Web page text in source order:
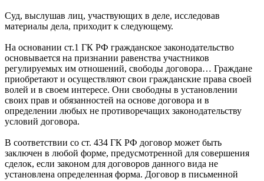
Суд, выслушав лиц, участвующих в деле, исследовав
материалы дела, приходит к следующему.
На основании ст.1 ГК РФ гражданское законодательство
основывается на признании равенства участников
регулируемых им отношений, свободы договора… Граждане
приобретают и осуществляют свои гражданские права своей
волей и в своем интересе. Они свободны в установлении
своих прав и обязанностей на основе договора и в
определении любых не противоречащих законодательству
условий договора.
В соответствии со ст. 434 ГК РФ договор может быть
заключен в любой форме, предусмотренной для совершения
сделок, если законом для договоров данного вида не
установлена определенная форма. Договор в письменной